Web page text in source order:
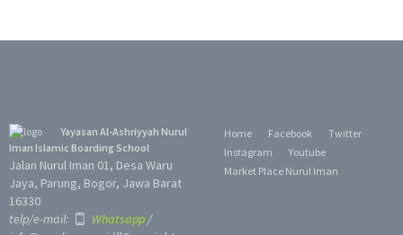
Yayasan Al-Ashriyyah Nurul
Iman Islamic Boarding School
Jalan Nurul Iman 01, Desa Waru
Jaya, Parung, Bogor, Jawa Barat
16330
telp/e-mail:
Whatsapp/
Home Facebook
Twitter
Instagram
Youtube
Market Place Nurul Iman